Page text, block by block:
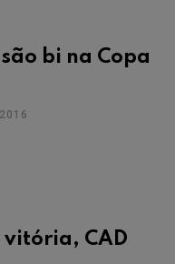
bi na Copa
vitória, CAD